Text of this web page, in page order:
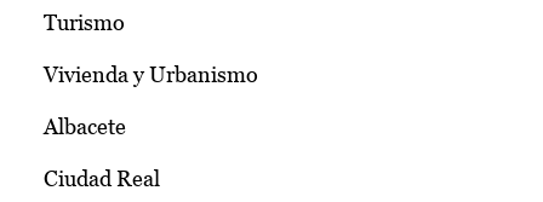
Turismo
Vivienda y Urbanismo
Albacete
Ciudad Real